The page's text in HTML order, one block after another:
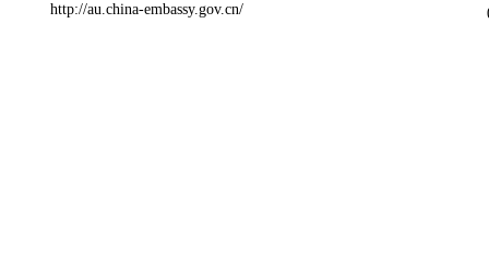
http://au.china-embassy.gov.cn/